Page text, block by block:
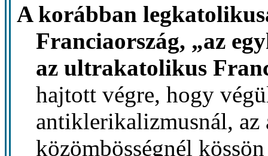
A korábban
Franciaország, „az
az ultrakatolikus
hajtott végre, hogy
antiklerikalizmusnál, az
közömbösségnél